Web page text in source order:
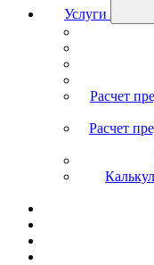
Услуги
Расчет
Расчет